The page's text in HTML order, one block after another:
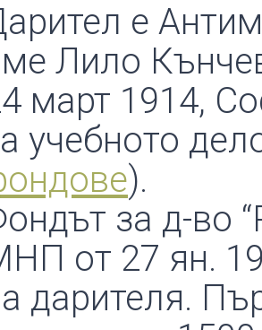
е
Лило
март 1914,
учебното
).
за д-во
от 27 ян.
дарителя.